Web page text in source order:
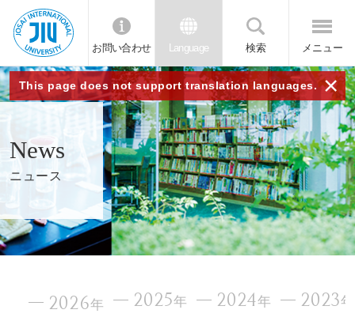
JIU
城西
国際
大学
お問い合わせ Language 検索 メニュー
This page does not support translation languages. ×
News
ニュース
2026年 2025年 2024年 2023年